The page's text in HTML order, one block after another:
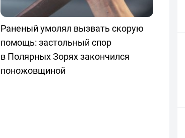
Раненый умолял вызвать скорую
помощь: застольный спор
в Полярных Зорях закончился
поножовщиной